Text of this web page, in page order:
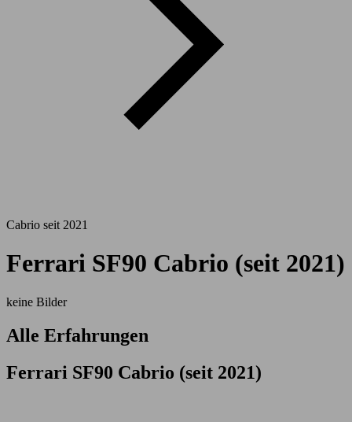
Cabrio seit 2021
Ferrari SF90 Cabrio (seit 2021)
keine Bilder
Alle Erfahrungen
Ferrari SF90 Cabrio (seit 2021)